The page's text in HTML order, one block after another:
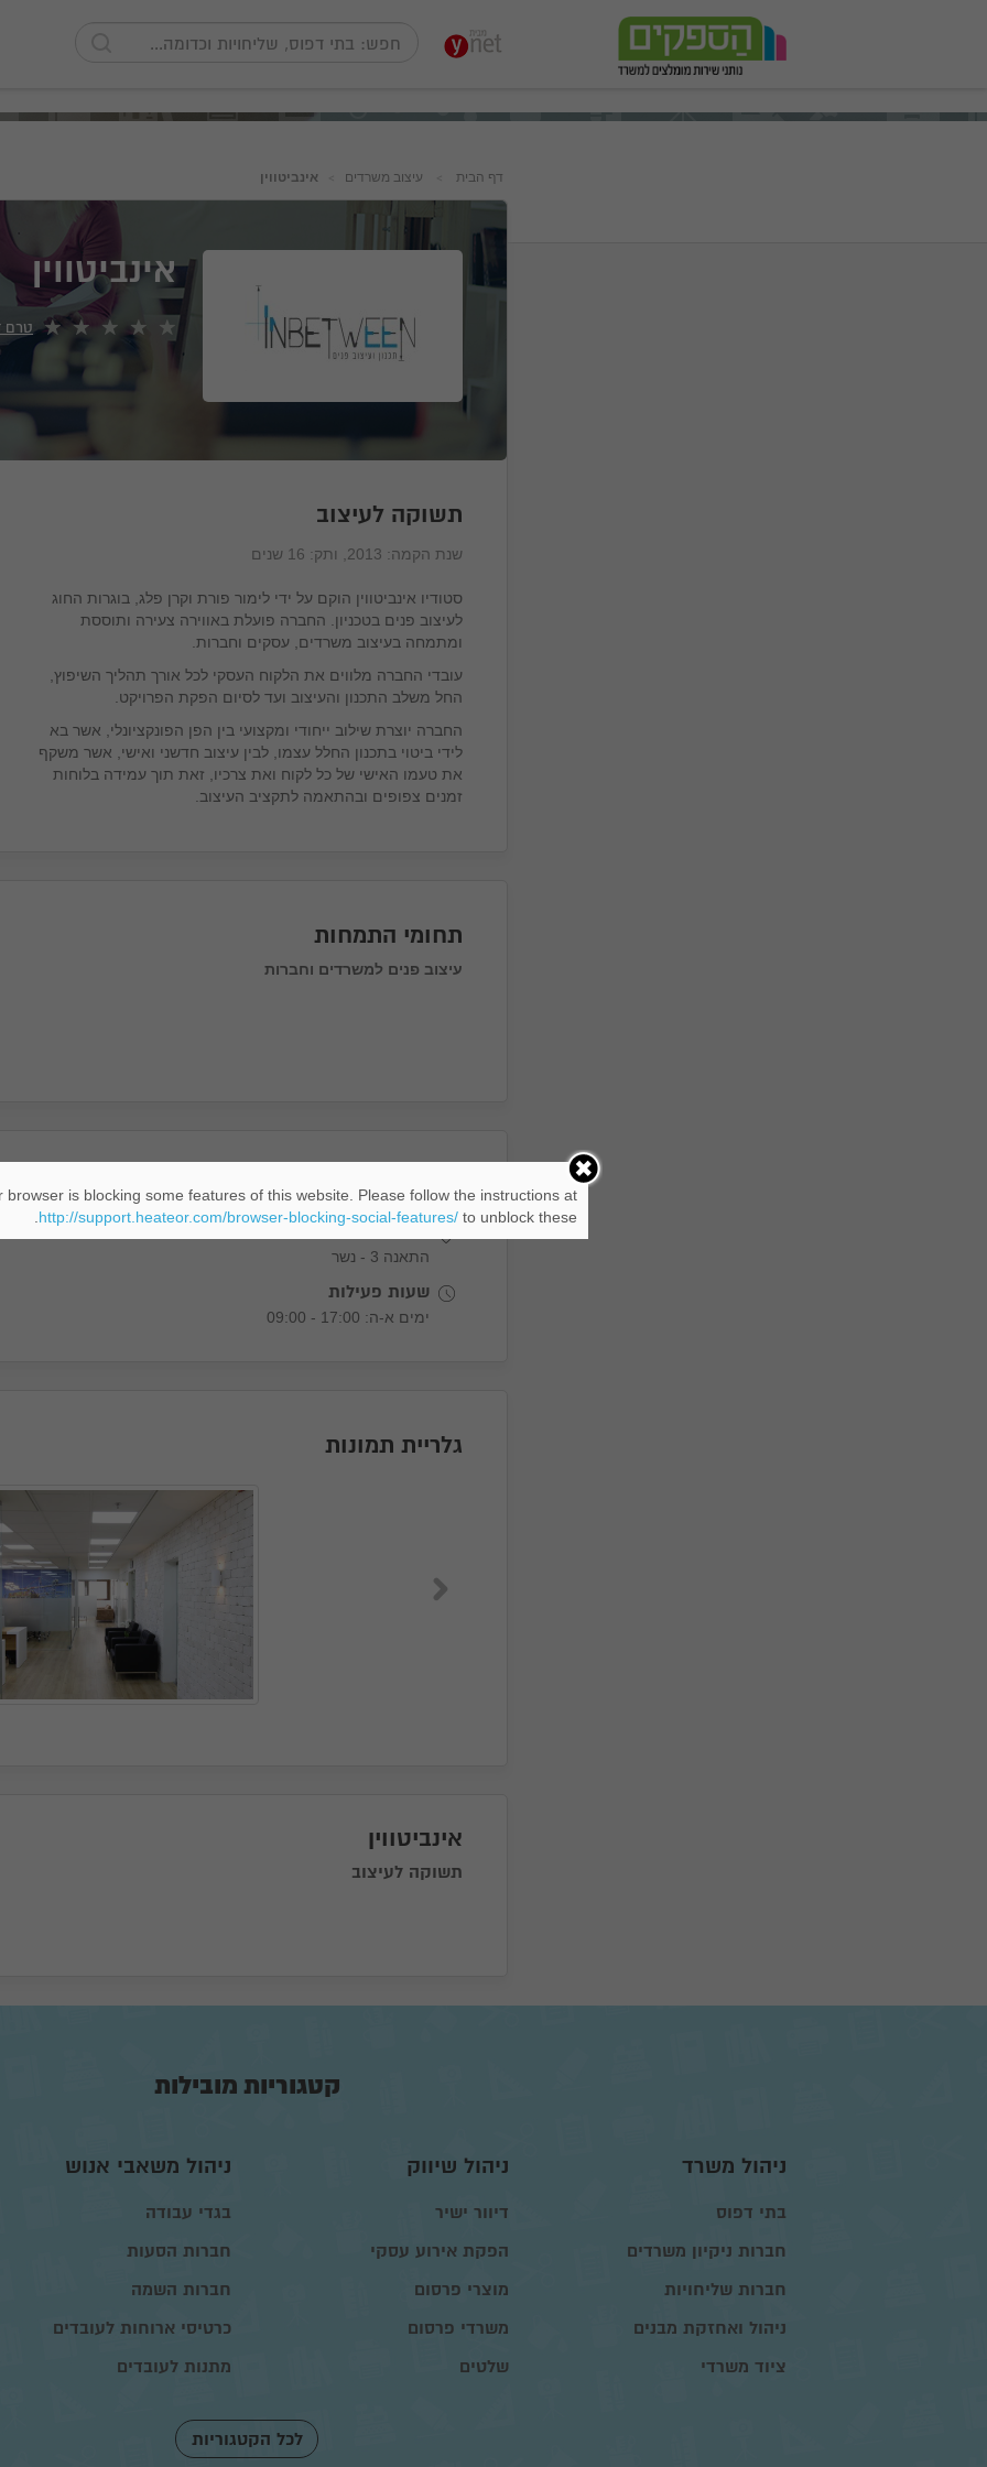
דף הבית עיצוב משרדים אינביטווין
אינביטווין
טרם
תשוקה לעיצוב
שנת הקמה: 2013 , ותק: 16 שנים
סטודיו אינביטווין הוקם על ידי לימור פורת וקרן פלג, בוגרות החוג
לעיצוב פנים בטכניון. החברה פועלת באווירה צעירה ותוססת
ומתמחה בעיצוב משרדים, עסקים וחברות.
עובדי החברה מלווים את הלקוח העסקי לכל אורך תהליך השיפוץ,
החל משלב התכנון והעיצוב ועד לסיום הפקת הפרויקט.
החברה יוצרת שילוב ייחודי ומקצועי בין הפן הפונקציונלי, אשר בא
לידי ביטוי בתכנון החלל עצמו, לבין עיצוב חדשני ואישי, אשר משקף
את טעמו האישי של כל לקוח ואת צרכיו, זאת תוך עמידה בלוחות
זמנים צפופים ובהתאמה לתקציב העיצוב.
תחומי התמחות
עיצוב פנים למשרדים וחברות
מידע נוסף
התאנה 3 - נשר
שעות פעילות
ימים א-ה: 17:00 - 09:00
גלריית תמונות
אינביטווין
תשוקה לעיצוב
קטגוריות מובילות
ניהול משרד
בתי דפוס
חברות ניקיון משרדים
חברות שליחויות
ניהול ואחזקת מבנים
ציוד משרדי
ניהול שיווק
דיוור ישיר
הפקת אירוע עסקי
מוצרי פרסום
משרדי פרסום
שלטים
ניהול משאבי אנוש
בגדי עבודה
חברות הסעות
חברות השמה
כרטיסי ארוחות לעובדים
מתנות לעובדים
לכל הקטגוריות
browser is blocking some features of this website. Please follow the instructions at
http://support.heateor.com/browser-blocking-social-features/to unblock these.